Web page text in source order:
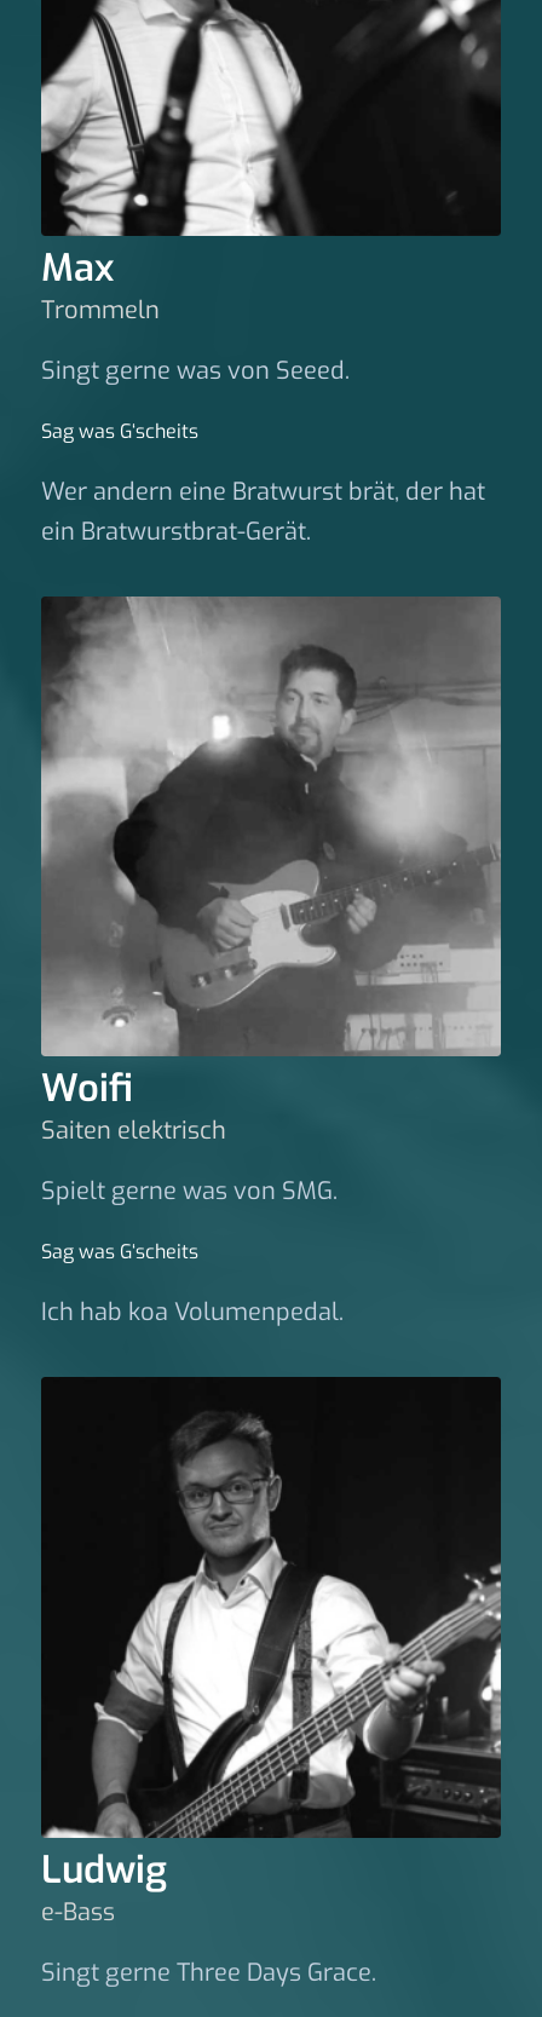
Max
Trommeln
Singt gerne was von Seeed.
Sag was G‘scheits
Wer andern eine Bratwurst brät, der hat
ein Bratwurstbrat-Gerät.
Woifi
Saiten elektrisch
Spielt gerne was von SMG.
Sag was G‘scheits
Ich hab koa Volumenpedal.
Ludwig
e-Bass
Singt gerne Three Days Grace.